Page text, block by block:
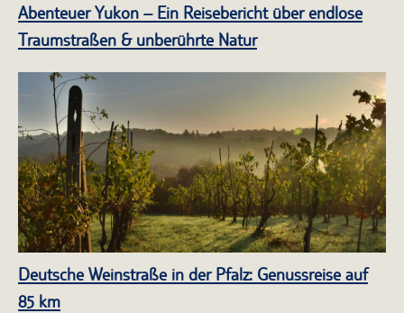
Abenteuer Yukon – Ein Reisebericht über endlose
Traumstraßen & unberührte Natur
Deutsche Weinstraße in der Pfalz: Genussreise auf
85 km